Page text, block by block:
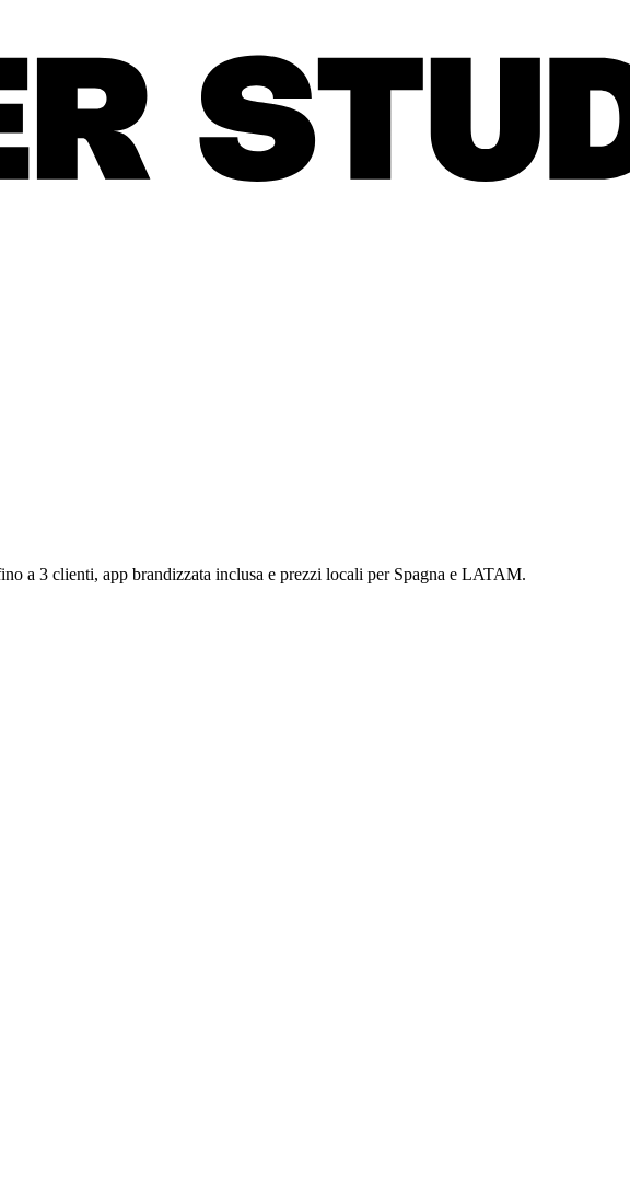
a 3 clienti, app brandizzata inclusa e prezzi locali per Spagna e LATAM.